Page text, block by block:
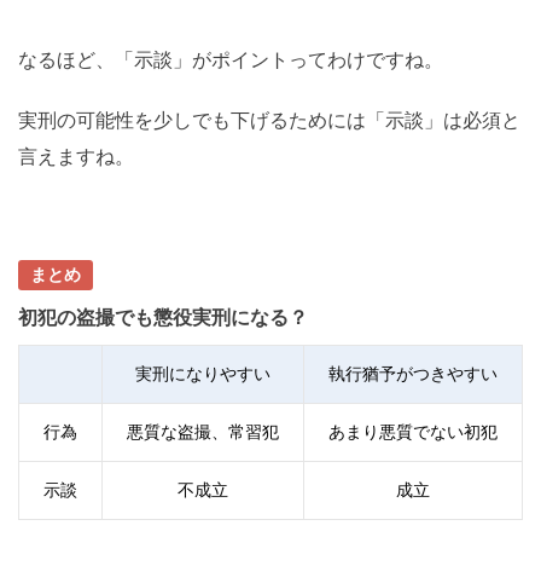
なるほど、「示談」がポイントってわけですね。
実刑の可能性を少しでも下げるためには「示談」は必須と
言えますね。
まとめ
初犯の盗撮でも懲役実刑になる？
実刑になりやすい 執行猶予がつきやすい
行為 悪質な盗撮、常習犯 あまり悪質でない初犯
示談 不成立 成立